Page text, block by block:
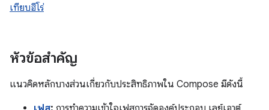
เทียบฮีโร่
หัวข้อสำคัญ
แนวคิดหลักบางส่วนเกี่ยวกับประสิทธิภาพใน Compose มีดังนี้